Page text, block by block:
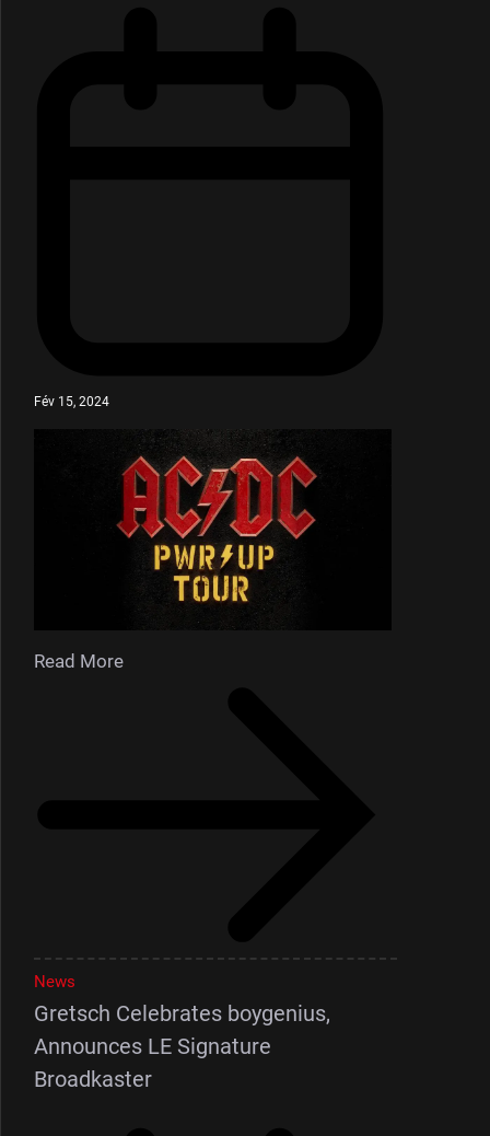
Fév 15, 2024
Read More
News
Gretsch Celebrates boygenius,
Announces LE Signature
Broadkaster